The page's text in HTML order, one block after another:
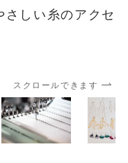
しい糸のアクセ
スクロールできます